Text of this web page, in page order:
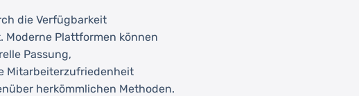
die Verfügbarkeit
Moderne Plattformen können
Passung,
Mitarbeiterzufriedenheit
herkömmlichen Methoden.